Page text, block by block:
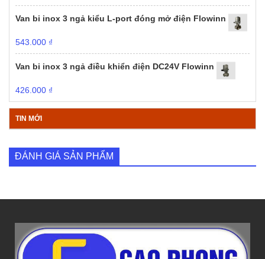
Van bi inox 3 ngả kiểu L-port đóng mở điện Flowinn
543.000 ₫
Van bi inox 3 ngả điều khiển điện DC24V Flowinn
426.000 ₫
TIN MỚI
ĐÁNH GIÁ SẢN PHẨM